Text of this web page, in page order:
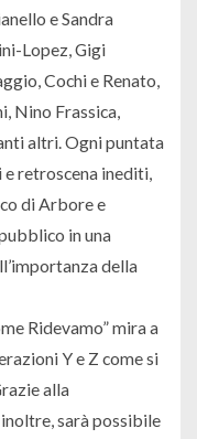
e Sandra
Lopez, Gigi
Cochi e Renato,
Nino Frassica,
altri. Ogni puntata
retroscena inediti,
di Arbore e
in una
della
Ridevamo” mira a
Y e Z come si
alla
sarà possibile